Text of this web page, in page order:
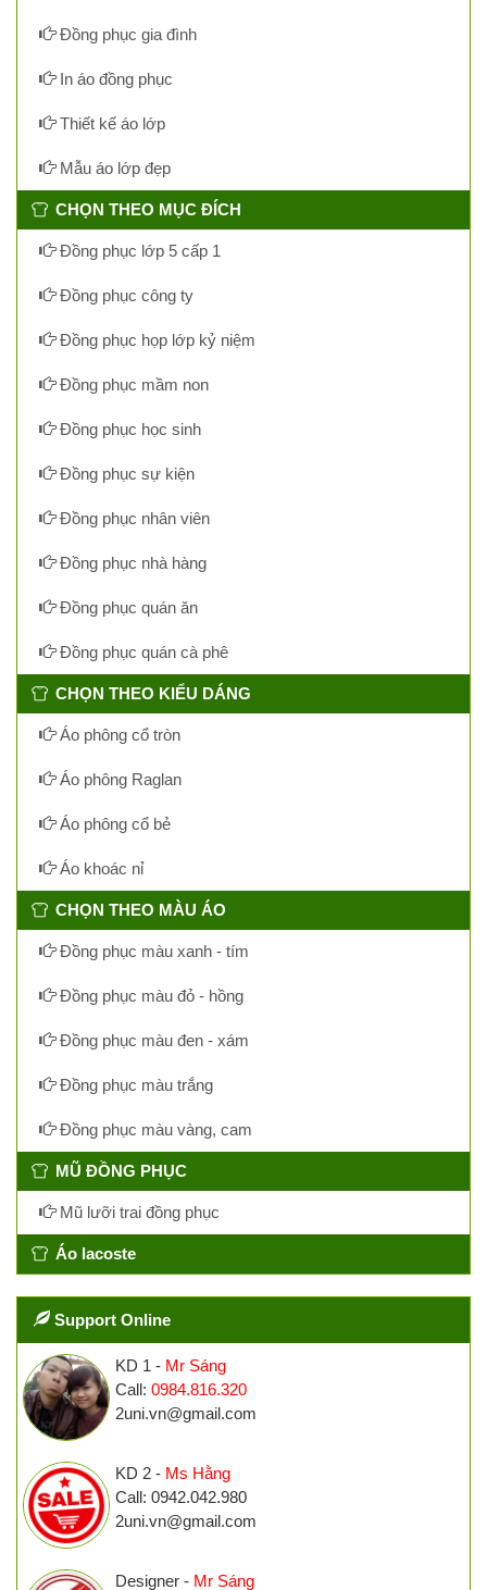
Đồng phục gia đình
In áo đồng phục
Thiết kế áo lớp
Mẫu áo lớp đẹp
CHỌN THEO MỤC ĐÍCH
Đồng phục lớp 5 cấp 1
Đồng phục công ty
Đồng phục họp lớp kỷ niệm
Đồng phục mầm non
Đồng phục học sinh
Đồng phục sự kiện
Đồng phục nhân viên
Đồng phục nhà hàng
Đồng phục quán ăn
Đồng phục quán cà phê
CHỌN THEO KIỂU DÁNG
Áo phông cổ tròn
Áo phông Raglan
Áo phông cổ bẻ
Áo khoác nỉ
CHỌN THEO MÀU ÁO
Đồng phục màu xanh - tím
Đồng phục màu đỏ - hồng
Đồng phục màu đen - xám
Đồng phục màu trắng
Đồng phục màu vàng, cam
MŨ ĐỒNG PHỤC
Mũ lưỡi trai đồng phục
Áo lacoste
Support Online
KD 1 - Mr Sáng
Call: 0984.816.320
2uni.vn@gmail.com
KD 2 - Ms Hằng
Call: 0942.042.980
2uni.vn@gmail.com
Designer - Mr Sáng